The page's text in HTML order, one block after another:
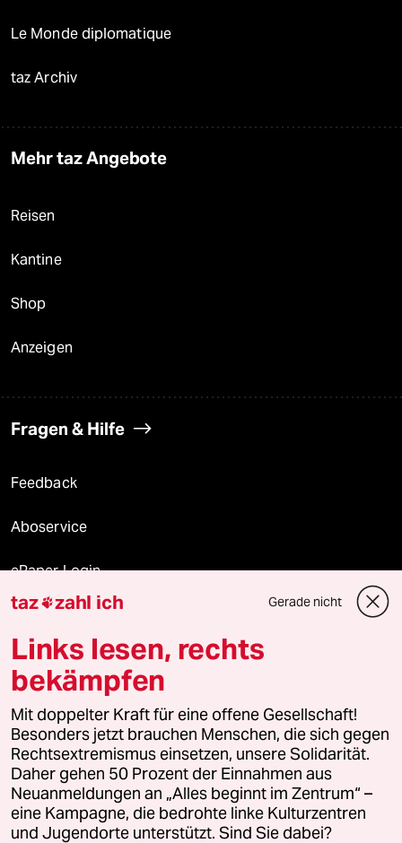
Le Monde diplomatique
taz Archiv
Mehr taz Angebote
Reisen
Kantine
Shop
Anzeigen
Fragen & Hilfe
Feedback
Aboservice
ePaper Login
Downloads für Abonnierende
© 2026 taz Verlags und Vertriebs GmbH
Alle Rechte vorbehalten. Bei rechtlichen Fragen oder für Genehmigungen
wenden Sie sich bitte an lizenzen@taz.de
Feedback Redaktionsstatut Kommune-Richtlinien
Leitlinie Informant Datenschutz Impressum AGB
taz zahl ich Gerade nicht
Links lesen, rechts
bekämpfen
Mit doppelter Kraft für eine offene Gesellschaft!
Besonders jetzt brauchen Menschen, die sich gegen
Rechtsextremismus einsetzen, unsere Solidarität.
Daher gehen 50 Prozent der Einnahmen aus
Neuanmeldungen an „Alles beginnt im Zentrum“ –
eine Kampagne, die bedrohte linke Kulturzentren
und Jugendorte unterstützt. Sind Sie dabei?